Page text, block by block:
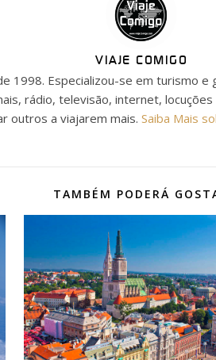
VIAJE COMIGO
1998. Especializou-se em turismo
rádio, televisão, internet,
outros a viajarem mais. Saiba Mais
TAMBÉM PODERÁ